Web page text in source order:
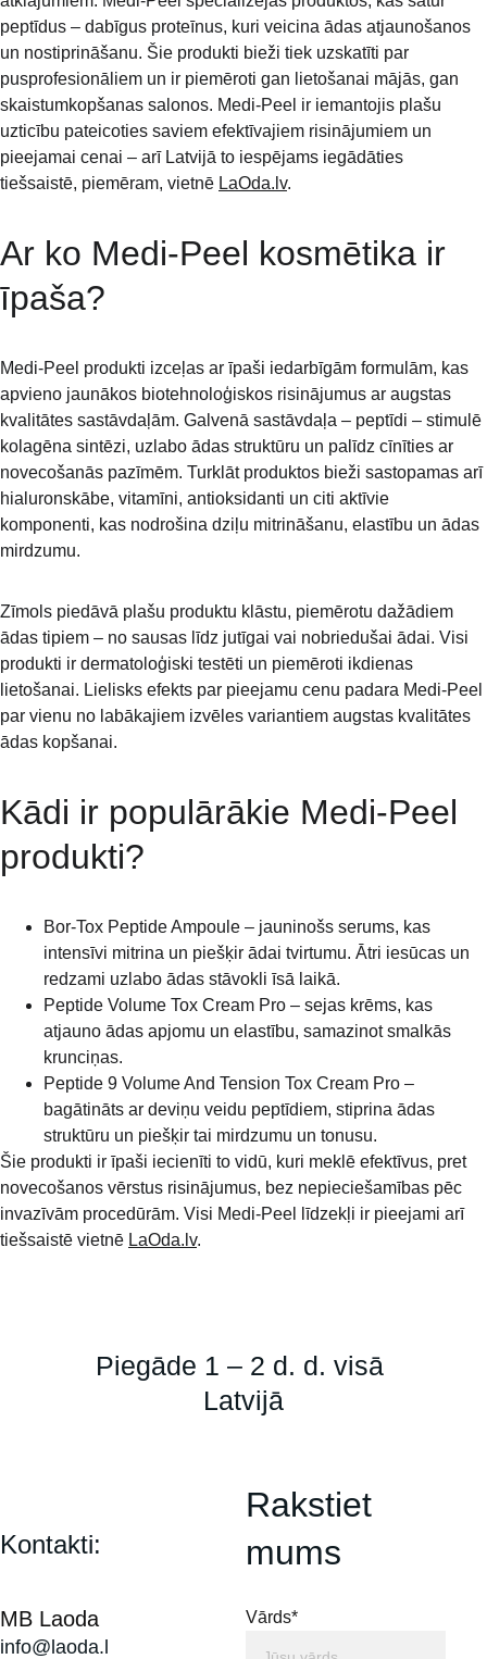
peptīdus – dabīgus proteīnus, kuri veicina ādas atjaunošanos
un nostiprināšanu. Šie produkti bieži tiek uzskatīti par
pusprofesionāliem un ir piemēroti gan lietošanai mājās, gan
skaistumkopšanas salonos. Medi-Peel ir iemantojis plašu
uzticību pateicoties saviem efektīvajiem risinājumiem un
pieejamai cenai – arī Latvijā to iespējams iegādāties
tiešsaistē, piemēram, vietnē LaOda.lv.
Ar ko Medi-Peel kosmētika ir
īpaša?
Medi-Peel produkti izceļas ar īpaši iedarbīgām formulām, kas
apvieno jaunākos biotehnoloģiskos risinājumus ar augstas
kvalitātes sastāvdaļām. Galvenā sastāvdaļa – peptīdi – stimulē
kolagēna sintēzi, uzlabo ādas struktūru un palīdz cīnīties ar
novecošanās pazīmēm. Turklāt produktos bieži sastopamas arī
hialuronskābe, vitamīni, antioksidanti un citi aktīvie
komponenti, kas nodrošina dziļu mitrināšanu, elastību un ādas
mirdzumu.
Zīmols piedāvā plašu produktu klāstu, piemērotu dažādiem
ādas tipiem – no sausas līdz jutīgai vai nobriedušai ādai. Visi
produkti ir dermatoloģiski testēti un piemēroti ikdienas
lietošanai. Lielisks efekts par pieejamu cenu padara Medi-Peel
par vienu no labākajiem izvēles variantiem augstas kvalitātes
ādas kopšanai.
Kādi ir populārākie Medi-Peel
produkti?
Bor-Tox Peptide Ampoule – jauninošs serums, kas
intensīvi mitrina un piešķir ādai tvirtumu. Ātri iesūcas un
redzami uzlabo ādas stāvokli īsā laikā.
Peptide Volume Tox Cream Pro – sejas krēms, kas
atjauno ādas apjomu un elastību, samazinot smalkās
krunciņas.
Peptide 9 Volume And Tension Tox Cream Pro –
bagātināts ar deviņu veidu peptīdiem, stiprina ādas
struktūru un piešķir tai mirdzumu un tonusu.
Šie produkti ir īpaši iecienīti to vidū, kuri meklē efektīvus, pret
novecošanos vērstus risinājumus, bez nepieciešamības pēc
invazīvām procedūrām. Visi Medi-Peel līdzekļi ir pieejami arī
tiešsaistē vietnē LaOda.lv.
Rakstiet
mums
Vārds*
MB Laoda
Kontakti:
info@laoda.l
Piegāde 1 – 2 d. d. visā
Latvijā